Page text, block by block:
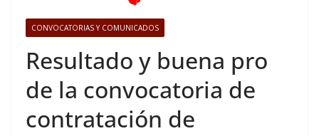
CONVOCATORIAS Y COMUNICADOS
Resultado y buena pro
de la convocatoria de
contratación de